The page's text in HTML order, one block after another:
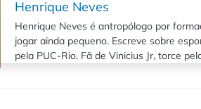
Henrique Neves
Henrique Neves é antropólogo por
jogar ainda pequeno. Escreve sobre
pela PUC-Rio. Fã de Vinicius Jr, torce